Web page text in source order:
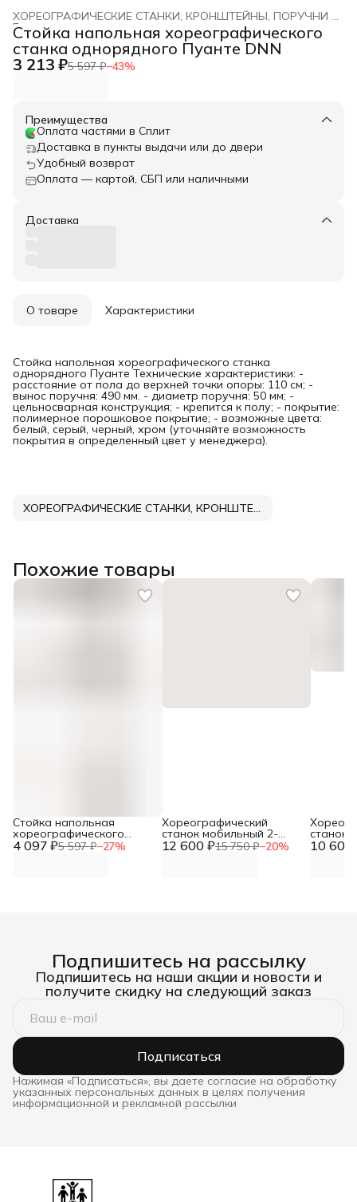
ХОРЕОГРАФИЧЕСКИЕ СТАНКИ, КРОНШТЕЙНЫ, ПОРУЧНИ DNN
Главная ›
Стойка напольная хореографического
станка однорядного Пуанте DNN
3 213 ₽5 597 ₽−43%
Преимущества
Оплата частями в Сплит
Доставка в пункты выдачи или до двери
Удобный возврат
Оплата — картой, СБП или наличными
Доставка
О товаре Характеристики
Стойка напольная хореографического станка
однорядного Пуанте Технические характеристики: -
расстояние от пола до верхней точки опоры: 110 см; -
вынос поручня: 490 мм. - диаметр поручня: 50 мм; -
цельносварная конструкция; - крепится к полу; - покрытие:
полимерное порошковое покрытие; - возможные цвета:
белый, серый, черный, хром (уточняйте возможность
покрытия в определенный цвет у менеджера).
ХОРЕОГРАФИЧЕСКИЕ СТАНКИ, КРОНШТЕЙНЫ, ПОРУЧНИ DNN
Похожие товары
4 097 ₽5 597 ₽−27%
Стойка напольная
хореографического
станкадвурядного 12 600 ₽15 750 ₽−20%
Хореографический
станок мобильный 2-
рядный с переставным 10 602
станок
стена-
Подпишитесь на рассылку
Подпишитесь на наши акции и новости и
получите скидку на следующий заказ
Подписаться
Нажимая «Подписаться», вы даете согласие на обработку
указанных персональных данных в целях получения
информационной и рекламной рассылки